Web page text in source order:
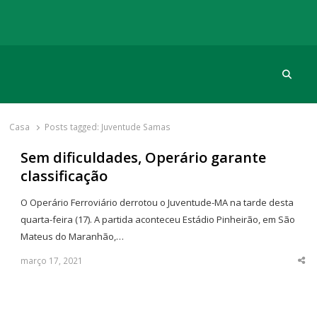
Rádio Gol
Há mais de 20 anos com as melhores coberturas
Casa Posts tagged: Juventude Samas
Sem dificuldades, Operário garante
classificação
O Operário Ferroviário derrotou o Juventude-MA na tarde desta
quarta-feira (17). A partida aconteceu Estádio Pinheirão, em São
Mateus do Maranhão,…
março 17, 2021